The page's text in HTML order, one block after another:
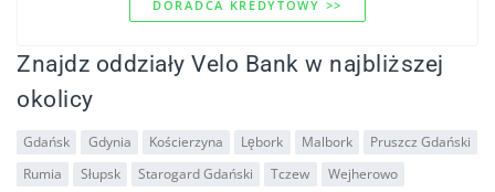
DORADCA KREDYTOWY >>
Znajdz oddziały Velo Bank w najbliższej
okolicy
Gdańsk Gdynia Kościerzyna Lębork Malbork
Pruszcz Gdański
Rumia
Słupsk Starogard Gdański Tczew Wejherowo